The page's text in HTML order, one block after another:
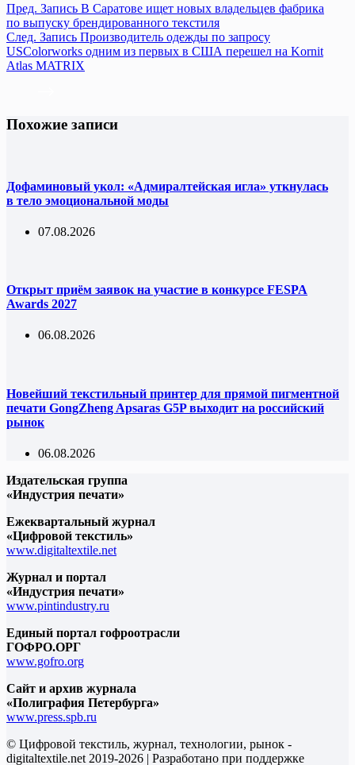
Пред. Запись В Саратове ищет новых владельцев фабрика
по выпуску брендированного текстиля
След. Запись Производитель одежды по запросу
USColorworks одним из первых в США перешел на Kornit
Atlas MATRIX
Похожие записи
Дофаминовый укол: «Адмиралтейская игла» уткнулась
в тело эмоциональной моды
07.08.2026
Открыт приём заявок на участие в конкурсе FESPA
Awards 2027
06.08.2026
Новейший текстильный принтер для прямой пигментной
печати GongZheng Apsaras G5P выходит на российский
рынок
06.08.2026
Издательская группа
«Индустрия печати»
Ежеквартальный журнал
«Цифровой текстиль»
www.digitaltextile.net
Журнал и портал
«Индустрия печати»
www.pintindustry.ru
Единый портал гофроотрасли
ГОФРО.ОРГ
www.gofro.org
Сайт и архив журнала
«Полиграфия Петербурга»
www.press.spb.ru
© Цифровой текстиль, журнал, технологии, рынок -
digitaltextile.net 2019-2026 | Разработано при поддержке